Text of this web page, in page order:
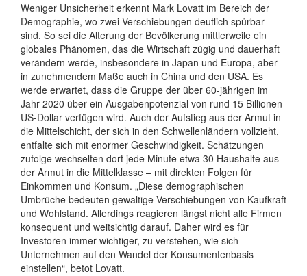
Weniger Unsicherheit erkennt Mark Lovatt im Bereich der
Demographie, wo zwei Verschiebungen deutlich spürbar
sind. So sei die Alterung der Bevölkerung mittlerweile ein
globales Phänomen, das die Wirtschaft zügig und dauerhaft
verändern werde, insbesondere in Japan und Europa, aber
in zunehmendem Maße auch in China und den USA. Es
werde erwartet, dass die Gruppe der über 60-jährigen im
Jahr 2020 über ein Ausgabenpotenzial von rund 15 Billionen
US-Dollar verfügen wird. Auch der Aufstieg aus der Armut in
die Mittelschicht, der sich in den Schwellenländern vollzieht,
entfalte sich mit enormer Geschwindigkeit. Schätzungen
zufolge wechselten dort jede Minute etwa 30 Haushalte aus
der Armut in die Mittelklasse – mit direkten Folgen für
Einkommen und Konsum. „Diese demographischen
Umbrüche bedeuten gewaltige Verschiebungen von Kaufkraft
und Wohlstand. Allerdings reagieren längst nicht alle Firmen
konsequent und weitsichtig darauf. Daher wird es für
Investoren immer wichtiger, zu verstehen, wie sich
Unternehmen auf den Wandel der Konsumentenbasis
einstellen“, betot Lovatt.